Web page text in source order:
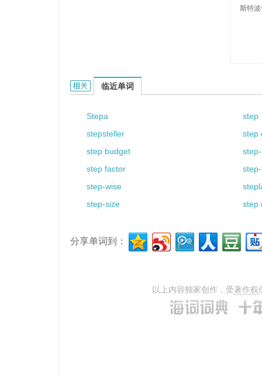
斯特
Steposh的相关资料：
临近单词
Stepa
step
stepsteller
step
step budget
step factor
step-wise
step-size
step
分享单词到：
以上内容独家创作，受著作权